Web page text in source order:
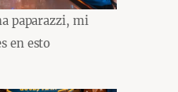
paparazzi, mi
en esto